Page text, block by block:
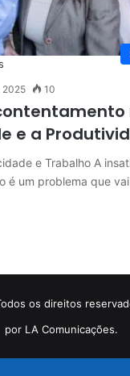
2025 10
e a
e Trabalho A
é um problema que
os direitos
por LA Comunicações.